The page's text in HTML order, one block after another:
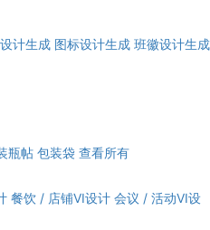
计生成 图标设计生成 班徽设计生成
瓶帖 包装袋 查看所有
餐饮 / 店铺VI设计 会议 / 活动VI设